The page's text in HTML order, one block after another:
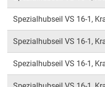
Spezialhubseil VS 16-1,
Spezialhubseil VS 16-1,
Spezialhubseil VS 16-1,